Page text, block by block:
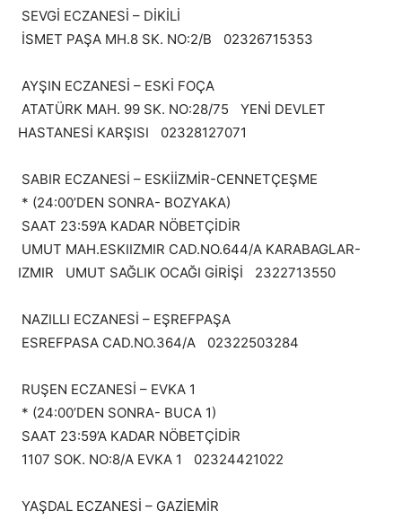
SEVGİ ECZANESİ – DİKİLİ
İSMET PAŞA MH.8 SK. NO:2/B 02326715353
AYŞIN ECZANESİ – ESKİ FOÇA
ATATÜRK MAH. 99 SK. NO:28/75 YENİ DEVLET
HASTANESİ KARŞISI 02328127071
SABIR ECZANESİ – ESKİİZMİR-CENNETÇEŞME
* (24:00’DEN SONRA- BOZYAKA)
SAAT 23:59’A KADAR NÖBETÇİDİR
UMUT MAH.ESKIIZMIR CAD.NO.644/A KARABAGLAR-
IZMIR UMUT SAĞLIK OCAĞI GİRİŞİ 2322713550
NAZILLI ECZANESİ – EŞREFPAŞA
ESREFPASA CAD.NO.364/A 02322503284
RUŞEN ECZANESİ – EVKA 1
* (24:00’DEN SONRA- BUCA 1)
SAAT 23:59’A KADAR NÖBETÇİDİR
1107 SOK. NO:8/A EVKA 1 02324421022
YAŞDAL ECZANESİ – GAZİEMİR